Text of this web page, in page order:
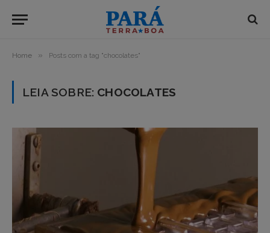
Home » Posts com a tag "chocolates"
LEIA SOBRE: CHOCOLATES